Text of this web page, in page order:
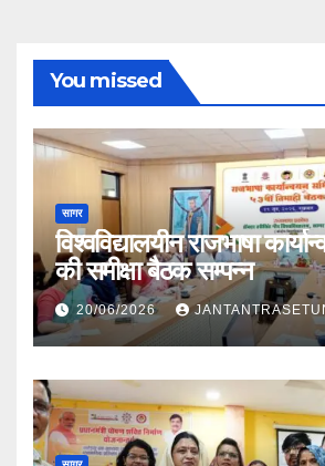
You missed
सागर
विश्वविद्यालयीन राजभाषा
की समीक्षा बैठक सम्पन्न
20/06/2026